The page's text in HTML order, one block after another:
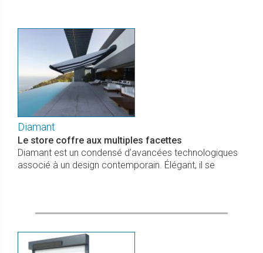
Diamant
Le store coffre aux multiples facettes
Diamant est un condensé d’avancées technologiques
associé à un design contemporain. Élégant, il se